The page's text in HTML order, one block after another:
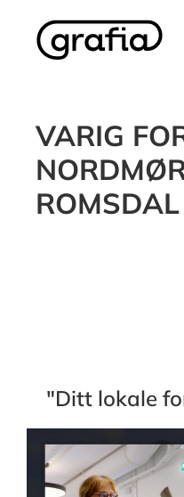
VARIG
ROMSDAL​
"Ditt lokale